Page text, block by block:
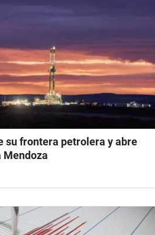
su frontera petrolera y abre
Mendoza